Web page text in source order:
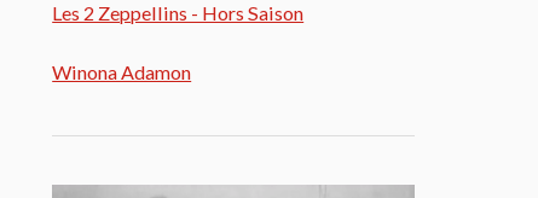
Les 2 Zeppellins - Hors Saison
Winona Adamon